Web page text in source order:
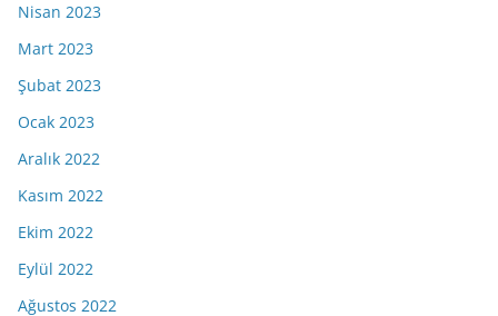
Nisan 2023
Mart 2023
Şubat 2023
Ocak 2023
Aralık 2022
Kasım 2022
Ekim 2022
Eylül 2022
Ağustos 2022